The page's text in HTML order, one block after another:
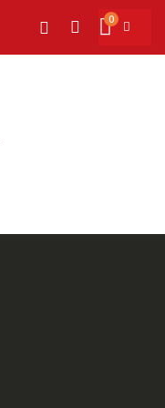
Mi cesta
0
Buscar